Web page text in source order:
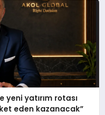
yeni yatırım rotası
eden kazanacak”